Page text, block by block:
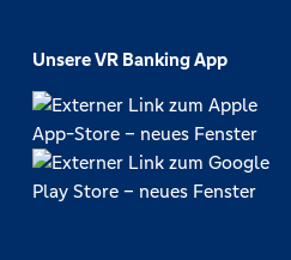
Unsere VR Banking App